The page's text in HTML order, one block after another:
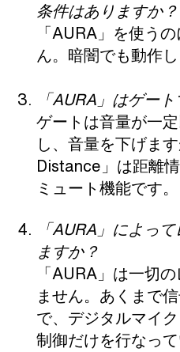
条件はありますか？
「AURA」を使う
ん。暗闇でも動作し
「AURA」はゲー
ゲートは音量が一
し、音量を下げま
Distance」は距離
ミュート機能です。
「AURA」によっ
ますか？
「AURA」は一切
ません。あくまで
で、デジタルマイ
制御だけを行なって